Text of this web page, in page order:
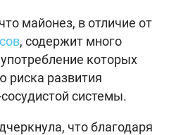
майонез, в отличие от
, содержит много
которых
риска развития
системы.
что благодаря